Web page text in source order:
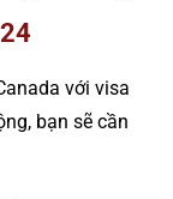
với visa
bạn sẽ cần